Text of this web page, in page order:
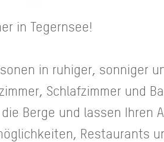
in Tegernsee!
in ruhiger, sonniger
Schlafzimmer und
Berge und lassen Ihren
Restaurants